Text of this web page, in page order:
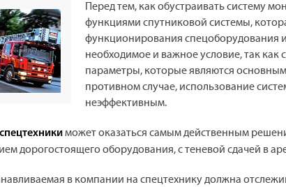
Перед тем, как обустраивать систему
функциями спутниковой системы,
функционирования спецоборудования
необходимое и важное условие, так
параметры, которые являются
противном случае, использование
неэффективным.
может оказаться самым действенным
дорогостоящего оборудования, с теневой сдачей в
в компании на спецтехнику должна